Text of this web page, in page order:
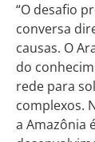
“O desafio
conversa
causas. O
do
rede para
complexos.
a Amazônia